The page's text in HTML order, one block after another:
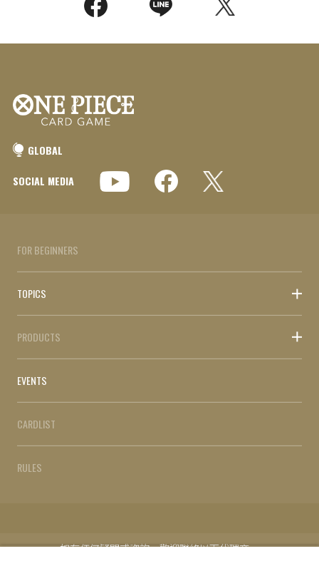
GLOBAL
SOCIAL MEDIA
FOR BEGINNERS
TOPICS
PRODUCTS
EVENTS
CARDLIST
RULES
如有任何疑問或咨詢，歡迎聯絡以下代理商。